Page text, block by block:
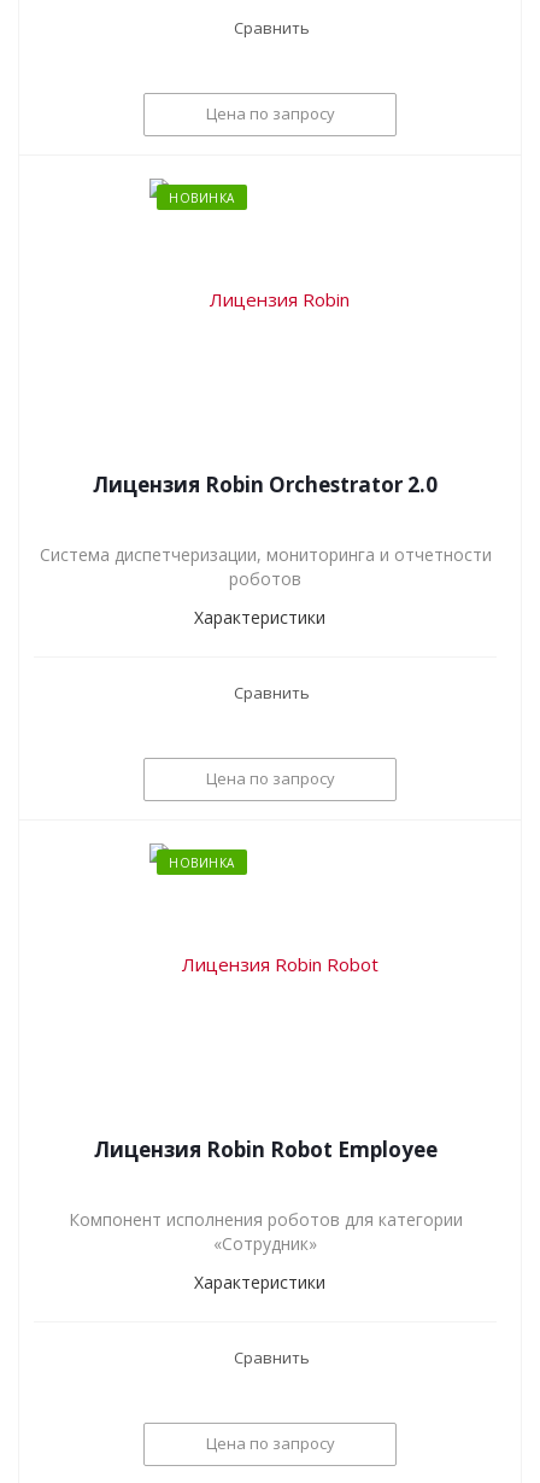
Сравнить
Цена по запросу
НОВИНКА
Лицензия Robin Orchestrator 2.0
Система диспетчеризации, мониторинга и отчетности
роботов
Характеристики
Сравнить
Цена по запросу
НОВИНКА
Лицензия Robin Robot Employee
Компонент исполнения роботов для категории
«Сотрудник»
Характеристики
Сравнить
Цена по запросу